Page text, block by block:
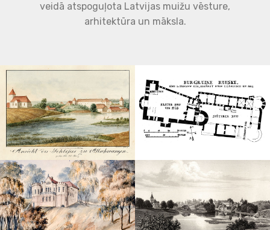
veidā atspoguļota Latvijas muižu vēsture,
arhitektūra un māksla.